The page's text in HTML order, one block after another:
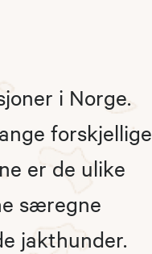
i Norge.
forskjellige
er de ulike
særegne
jakthunder.